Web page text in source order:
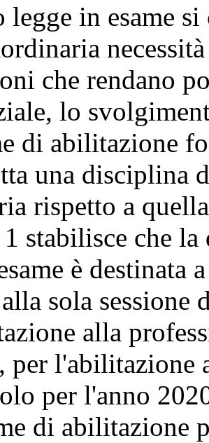
legge in esame
che rendano
lo
di abilitazione
una disciplina
rispetto a
stabilisce che
è destinata
sola sessione
alla
per l'abilitazione
per l'anno
di abilitazione